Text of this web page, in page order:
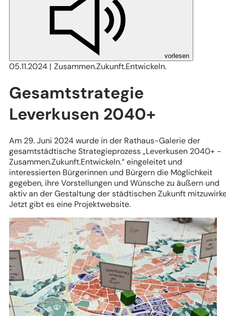
vorlesen
05.11.2024 Zusammen.Zukunft.Entwickeln.
Gesamtstrategie
Leverkusen 2040+
Am 29. Juni 2024 wurde in der Rathaus-Galerie der
gesamtstädtische Strategieprozess „Leverkusen 2040+ -
Zusammen.Zukunft.Entwickeln.“ eingeleitet und
interessierten Bürgerinnen und Bürgern die Möglichkeit
gegeben, ihre Vorstellungen und Wünsche zu äußern und
aktiv an der Gestaltung der städtischen Zukunft
Jetzt gibt es eine Projektwebsite.